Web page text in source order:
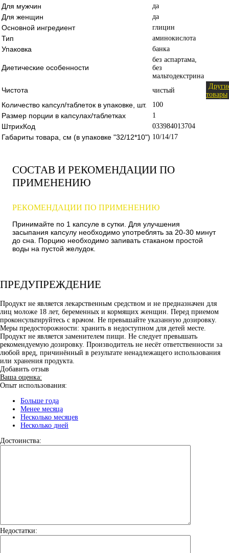
Для мужчин да
Для женщин да
Основной ингредиент глицин
Тип аминокислота
Упаковка банка
Диетические особенности
без аспартама,
без
мальтодекстрина
Чистота чистый
товары
Количество капсул/таблеток в упаковке, шт. 100
Размер порции в капсулах/таблетках 1
ШтрихКод 033984013704
Габариты товара, см (в упаковке "32/12*10") 10/14/17
СОСТАВ И РЕКОМЕНДАЦИИ ПО
ПРИМЕНЕНИЮ
РЕКОМЕНДАЦИИ ПО ПРИМЕНЕНИЮ
Принимайте по 1 капсуле в сутки. Для улучшения
засыпания капсулу необходимо употреблять за 20-30 минут
до сна. Порцию необходимо запивать стаканом простой
воды на пустой желудок.
ПРЕДУПРЕЖДЕНИЕ
Продукт не является лекарственным средством и не предназначен для
лиц моложе 18 лет, беременных и кормящих женщин. Перед приемом
проконсультируйтесь с врачом. Не превышайте указанную дозировку.
Меры предосторожности: хранить в недоступном для детей месте.
Продукт не является заменителем пищи. Не следует превышать
рекомендуемую дозировку. Производитель не несёт ответственности за
любой вред, причинённый в результате ненадлежащего использования
или хранения продукта.
Добавить отзыв
Ваша оценка:
Опыт использования:
Больше года
Менее месяца
Несколько месяцев
Несколько дней
Достоинства:
Недостатки: